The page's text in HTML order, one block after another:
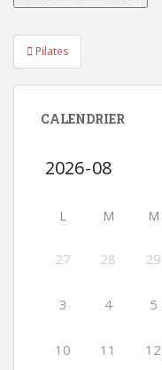
Navigation
de
l’article
Pilates
CALENDRIER
L M M
27 28 29
3 4 5
10 11 12